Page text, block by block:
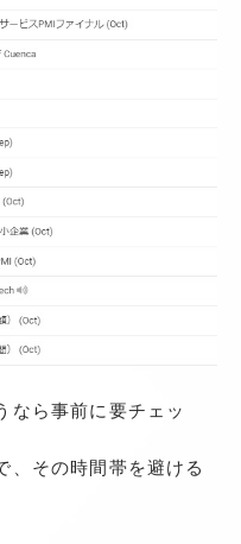
なら事前に要チェッ
、その時間帯を避ける